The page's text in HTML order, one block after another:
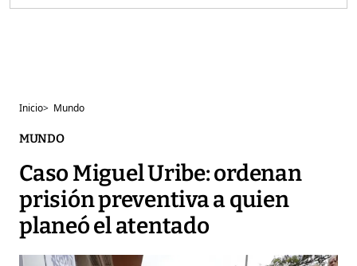
Inicio> Mundo
MUNDO
Caso Miguel Uribe: ordenan
prisión preventiva a quien
planeó el atentado